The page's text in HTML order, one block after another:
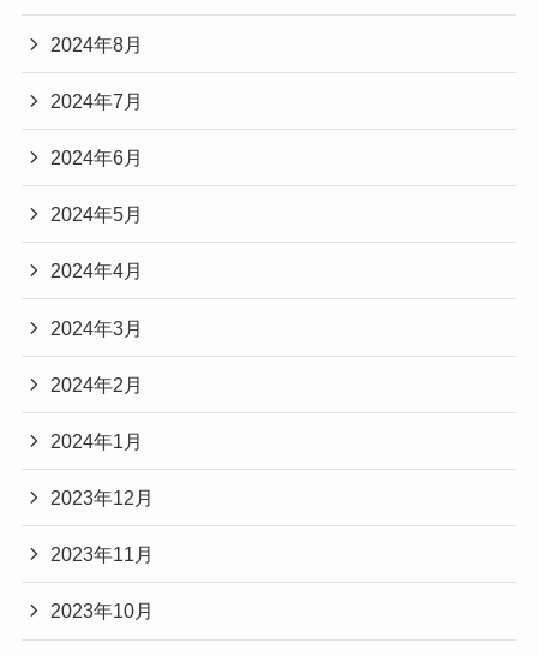
2024年8月
2024年7月
2024年6月
2024年5月
2024年4月
2024年3月
2024年2月
2024年1月
2023年12月
2023年11月
2023年10月